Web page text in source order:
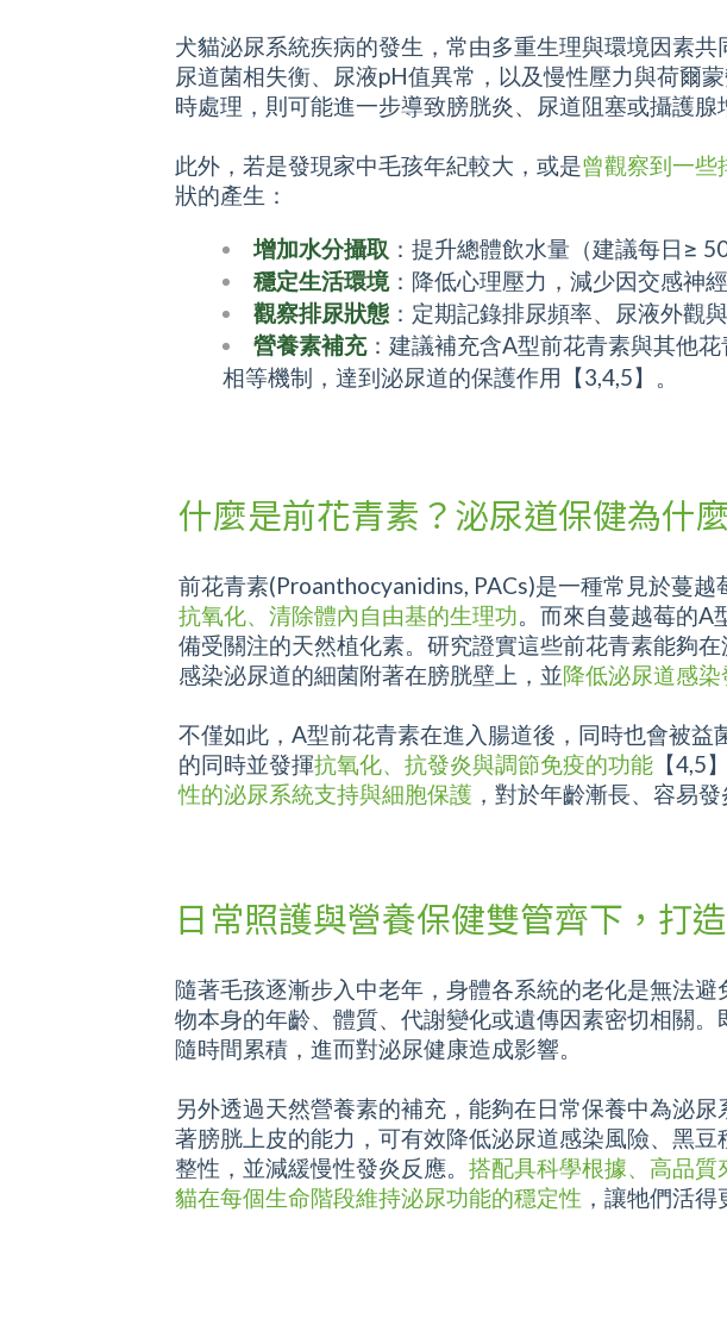
犬貓泌尿系統疾病的發生，常由多重生理與環境因素
尿道菌相失衡、尿液pH值異常，以及慢性壓力與荷爾
時處理，則可能進一步導致膀胱炎、尿道阻塞或攝護腺
此外，若是發現家中毛孩年紀較大，或是曾觀察到一些
狀的產生：
增加水分攝取 ：提升總體飲水量（建議每日≥
穩定生活環境：降低心理壓力，減少因交感神
觀察排尿狀態 ：定期記錄排尿頻率、尿液外觀
營養素補充：建議補充含A型前花青素與其他
相等機制，達到泌尿道的保護作用【3,4,5】。
什麼是前花青素？泌尿道保健為什
前花青素(Proanthocyanidins, PACs)是一種常見於蔓
抗氧化、清除體內自由基的生理功。而來自蔓越莓的A
備受關注的天然植化素。研究證實這些前花青素能夠
感染泌尿道的細菌附著在膀胱壁上，並降低泌尿道感
不僅如此，A型前花青素在進入腸道後，同時也會被
的同時並發揮抗氧化、抗發炎與調節免疫的功能 【4,5
性的泌尿系統支持與細胞保護 ，對於年齡漸長、容易
日常照護與營養保健雙管齊下，打
隨著毛孩逐漸步入中老年，身體各系統的老化是無法
物本身的年齡、體質、代謝變化或遺傳因素密切相關
隨時間累積，進而對泌尿健康造成影響。
另外透過天然營養素的補充，能夠在日常保養中為泌
著膀胱上皮的能力，可有效降低泌尿道感染風險、黑
整性，並減緩慢性發炎反應。 搭配具科學根據、高品
貓在每個生命階段維持泌尿功能的穩定性 ，讓牠們活